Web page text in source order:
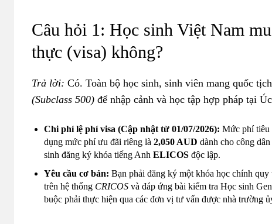
Câu hỏi 1: Học sinh Việt Nam
thực (visa) không?
Trả lời: Có. Toàn bộ học sinh, sinh viên mang quốc
(Subclass 500) để nhập cảnh và học tập hợp pháp tại
Chi phí lệ phí visa (Cập nhật từ 01/07/2026): Mức phí tiêu
dụng mức phí ưu đãi riêng là 2,050 AUD dành cho công
sinh đăng ký khóa tiếng Anh ELICOS độc lập.
Yêu cầu cơ bản: Bạn phải đăng ký một khóa học chính
trên hệ thống CRICOS và đáp ứng bài kiểm tra Học sinh
buộc phải thực hiện qua các đơn vị tư vấn được nhà trường